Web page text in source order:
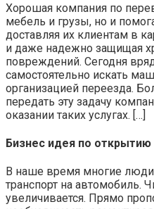
Хорошая компания по
мебель и грузы, но и
доставляя их клиентам в
и даже надежно защищая
повреждений. Сегодня
самостоятельно искать
организацией переезда.
передать эту задачу
оказании таких услугах. […]
Бизнес идея по открытию
В наше время многие
транспорт на автомобиль.
увеличивается. Прямо